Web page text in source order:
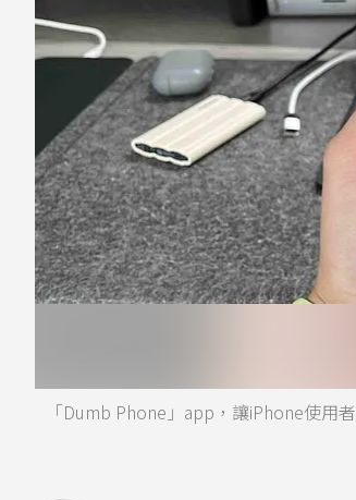
「Dumb Phone」app，讓iPhone使用